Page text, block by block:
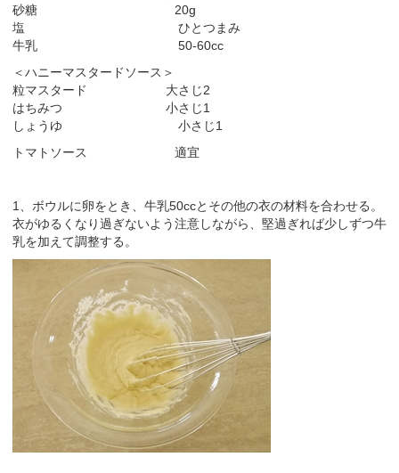
砂糖 20g
塩 ひとつまみ
牛乳 50-60cc
＜ハニーマスタードソース＞
粒マスタード 大さじ2
はちみつ 小さじ1
しょうゆ 小さじ1
トマトソース 適宜
1、ボウルに卵をとき、牛乳50ccとその他の衣の材料を合わせる。
衣がゆるくなり過ぎないよう注意しながら、堅過ぎれば少しずつ牛
乳を加えて調整する。